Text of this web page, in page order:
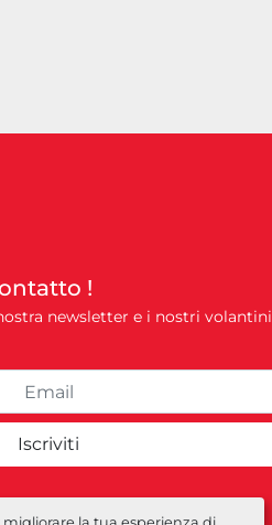
!
newsletter e i nostri volantini
Iscriviti